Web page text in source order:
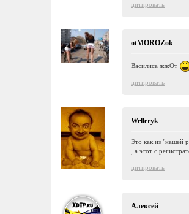
цитировать
otMOROZok
Василиса жжОт
цитировать
Welleryk
Это как из "нашей
, а этот с
цитировать
Алексей